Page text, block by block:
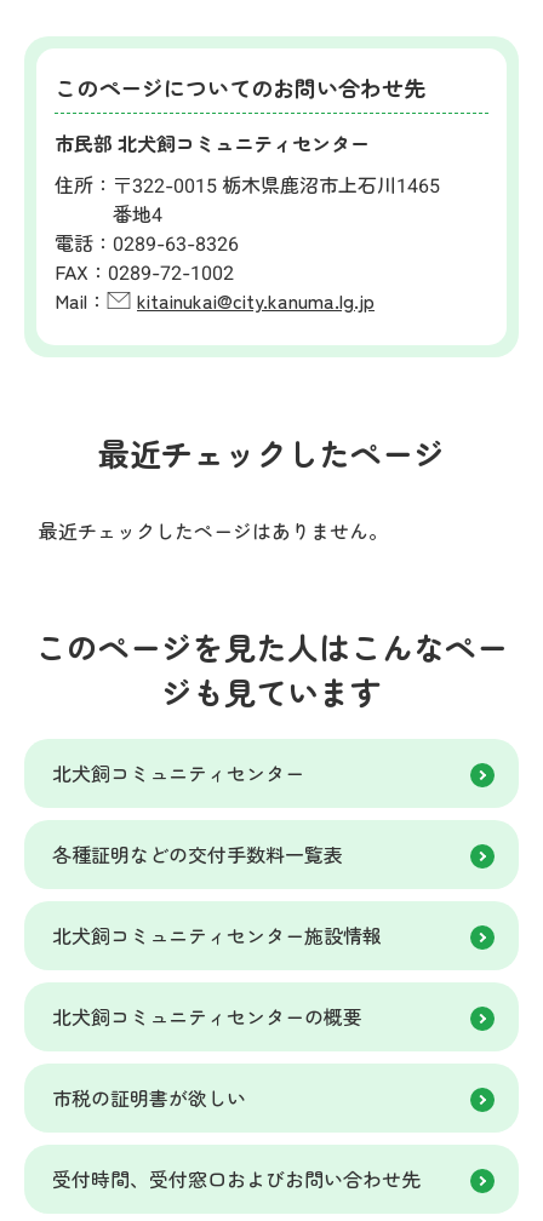
このページについてのお問い合わせ先
市民部 北犬飼コミュニティセンター
住所： 〒322-0015 栃木県鹿沼市上石川1465
番地4
電話： 0289-63-8326
FAX： 0289-72-1002
Mail：
kitainukai@city.kanuma.lg.jp
最近チェックしたページ
最近チェックしたページはありません。
このページを見た人はこんなペー
ジも見ています
北犬飼コミュニティセンター
各種証明などの交付手数料一覧表
北犬飼コミュニティセンター施設情報
北犬飼コミュニティセンターの概要
市税の証明書が欲しい
受付時間、受付窓口およびお問い合わせ先